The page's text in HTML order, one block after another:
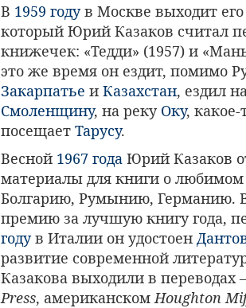
В 1959 годув Москве выходит его
который Юрий Казаков считал
книжечек: «Тедди» (1957) и
это же время он ездит, помимо
Закарпатье и Казахстан, ездил
Смоленщину, на реку Оку,
посещает Тарусу.
Весной 1967 года Юрий Казаков
материалы для книги о
Болгарию, Румынию, Германию.
премию за лучшую книгу года,
годув Италии он удостоен
развитие современной
Казакова выходили в
Press, американскомHoughton